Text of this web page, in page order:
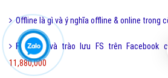
Offline là gì và ý nghĩa offline & online trong
FS là gì và trào lưu FS trên Facebook
11,880,000